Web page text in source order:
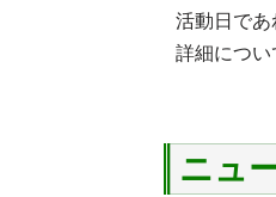
活動日であ
詳細につい
ニュ